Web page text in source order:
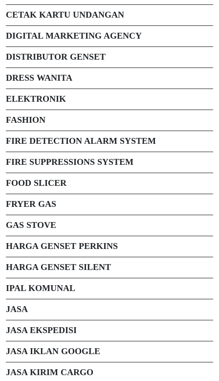
CETAK KARTU UNDANGAN
DIGITAL MARKETING AGENCY
DISTRIBUTOR GENSET
DRESS WANITA
ELEKTRONIK
FASHION
FIRE DETECTION ALARM SYSTEM
FIRE SUPPRESSIONS SYSTEM
FOOD SLICER
FRYER GAS
GAS STOVE
HARGA GENSET PERKINS
HARGA GENSET SILENT
IPAL KOMUNAL
JASA
JASA EKSPEDISI
JASA IKLAN GOOGLE
JASA KIRIM CARGO